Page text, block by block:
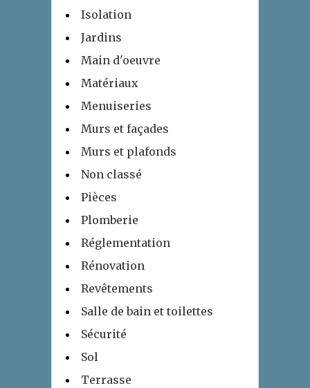
Isolation
Jardins
Main d'oeuvre
Matériaux
Menuiseries
Murs et façades
Murs et plafonds
Non classé
Pièces
Plomberie
Réglementation
Rénovation
Revêtements
Salle de bain et toilettes
Sécurité
Sol
Terrasse